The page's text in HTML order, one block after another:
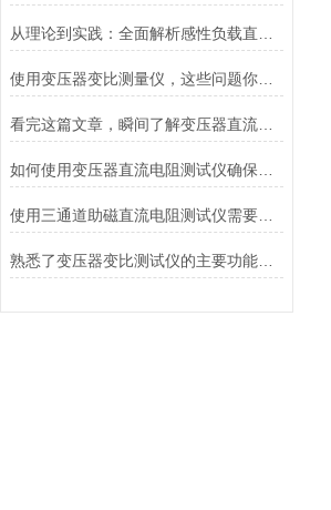
使用变压器变比测量仪，这些问题你注意了吗？
看完这篇文章，瞬间了解变压器直流电阻速测仪了
使用三通道助磁直流电阻测试仪需要满足哪些条件
熟悉了变压器变比测试仪的主要功能，才能更好地使用它